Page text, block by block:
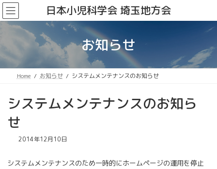
コ
ン
テ
ス
ナ
ビ
ゲ
ン
日本小児科学会 埼玉地方会
お知らせ
Home お知らせ システムメンテナンスのお知らせ
システムメンテナンスのお知ら
せ
2014年12月10日
システムメンテナンスのため一時的にホームページの運用を停止